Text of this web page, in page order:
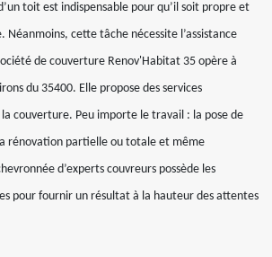
toit est indispensable pour qu’il soit propre et
cette tâche nécessite l’assistance
de couverture Renov'Habitat 35 opère à
du 35400. Elle propose des services
couverture. Peu importe le travail : la pose de
rénovation partielle ou totale et même
d’experts couvreurs possède les
pour fournir un résultat à la hauteur des attentes